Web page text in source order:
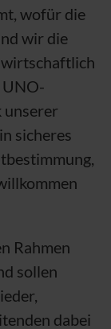
wofür die
wir die
UNO-
unserer
sicheres
Rahmen
sollen
dabei